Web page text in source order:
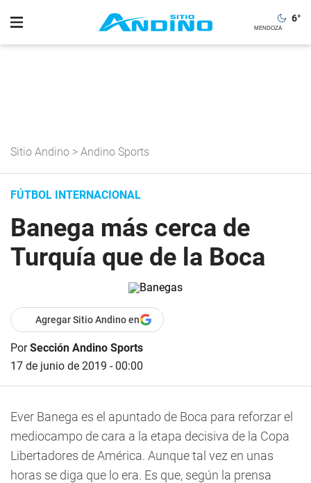
6°
Sitio Andino > Andino Sports
FÚTBOL INTERNACIONAL
Banega más cerca de
Turquía que de la Boca
Agregar Sitio Andino en
PorSección Andino Sports
17 de junio de 2019 - 00:00
Ever Banega es el apuntado de Boca para reforzar el
mediocampo de cara a la etapa decisiva de la Copa
Libertadores de América. Aunque tal vez en unas
horas se diga que lo era. Es que, según la prensa